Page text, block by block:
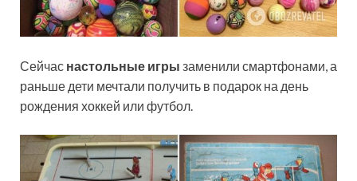
Сейчас настольные игры заменили смартфонами, а
раньше дети мечтали получить в подарок на день
рождения хоккей или футбол.